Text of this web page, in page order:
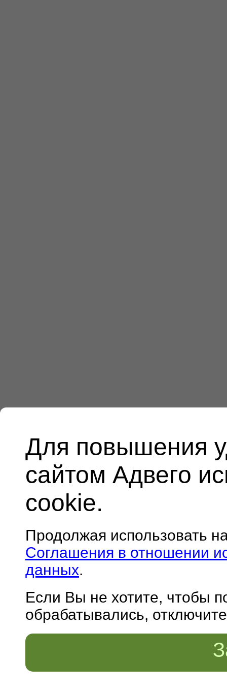
Для повышения
сайтом Адвего
cookie.
Продолжая использовать
Соглашения в отношении
данных.
Если Вы не хотите, чтобы
обрабатывались,